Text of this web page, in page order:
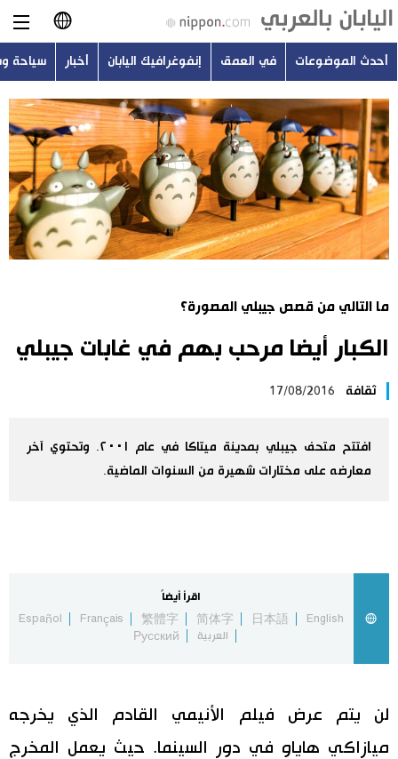
日本語
English
简体字
繁體字
Français
Русский
أحدث الموضوعات
في العمق
مانغا وأنيمي
الأقسام
صور
تجارب وآراء
أحدث الموضوعات في العمق إنفوغرافيك اليابان أخبار سياحة
ما التالي من قصص جيبلي المصورة؟
الكبار أيضا مرحب بهم في غابات جيبلي
ثقافة 17/08/2016
افتتح متحف جيبلي بمدينة ميتاكا في عام ٢٠٠١. وتحتوي آخر
معارضه على مختارات شهيرة من السنوات الماضية.
اقرأ أيضاً
English
日本語
简体字
繁體字
Français
Español
العربية
Русский
لن يتم عرض فيلم الأنيمي القادم الذي يخرجه
ميازاكي هاياو في دور السينما. حيث يعمل المخرج